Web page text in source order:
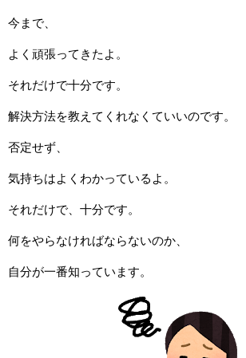
今まで、
よく頑張ってきたよ。
それだけで十分です。
解決方法を教えてくれなくていいのです。
否定せず、
気持ちはよくわかっているよ。
それだけで、十分です。
何をやらなければならないのか、
自分が一番知っています。